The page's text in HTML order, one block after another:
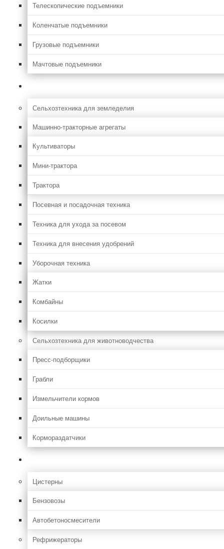
Телескопические подъемники
Коленчатые подъемники
Грузовые подъемники
Мачтовые подъемники
Сельхозтехника для земледелия
Машинно-тракторные агрегаты
Культиваторы
Мини-трактора
Трактора
Посевная и посадочная техника
Техника для ухода за посевом
Техника для внесения удобрений
Уборочная техника
Жатки
Комбайны
Косилки
Сельхозтехника для животноводчества
Пресс-подборщики
Грабли
Измельчители кормов
Доильные машины
Кормораздатчики
Цистерны
Бензовозы
Автобетоносмесители
Рефрижераторы